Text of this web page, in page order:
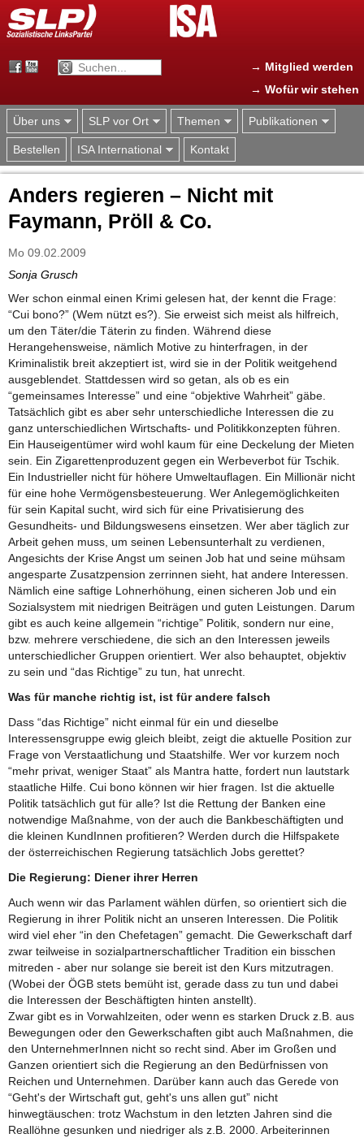
Jump to navigation
→ Mitglied werden
→ Wofür wir stehen
Über uns SLP vor Ort Themen Publikationen
Bestellen ISA International Kontakt
Anders regieren – Nicht mit
Faymann, Pröll & Co.
Mo 09.02.2009
Sonja Grusch
Wer schon einmal einen Krimi gelesen hat, der kennt die Frage:
“Cui bono?” (Wem nützt es?). Sie erweist sich meist als hilfreich,
um den Täter/die Täterin zu finden. Während diese
Herangehensweise, nämlich Motive zu hinterfragen, in der
Kriminalistik breit akzeptiert ist, wird sie in der Politik weitgehend
ausgeblendet. Stattdessen wird so getan, als ob es ein
“gemeinsames Interesse” und eine “objektive Wahrheit” gäbe.
Tatsächlich gibt es aber sehr unterschiedliche Interessen die zu
ganz unterschiedlichen Wirtschafts- und Politikkonzepten führen.
Ein Hauseigentümer wird wohl kaum für eine Deckelung der Mieten
sein. Ein Zigarettenproduzent gegen ein Werbeverbot für Tschik.
Ein Industrieller nicht für höhere Umweltauflagen. Ein Millionär nicht
für eine hohe Vermögensbesteuerung. Wer Anlegemöglichkeiten
für sein Kapital sucht, wird sich für eine Privatisierung des
Gesundheits- und Bildungswesens einsetzen. Wer aber täglich zur
Arbeit gehen muss, um seinen Lebensunterhalt zu verdienen,
Angesichts der Krise Angst um seinen Job hat und seine mühsam
angesparte Zusatzpension zerrinnen sieht, hat andere Interessen.
Nämlich eine saftige Lohnerhöhung, einen sicheren Job und ein
Sozialsystem mit niedrigen Beiträgen und guten Leistungen. Darum
gibt es auch keine allgemein “richtige” Politik, sondern nur eine,
bzw. mehrere verschiedene, die sich an den Interessen jeweils
unterschiedlicher Gruppen orientiert. Wer also behauptet, objektiv
zu sein und “das Richtige” zu tun, hat unrecht.
Was für manche richtig ist, ist für andere falsch
Dass “das Richtige” nicht einmal für ein und dieselbe
Interessensgruppe ewig gleich bleibt, zeigt die aktuelle Position zur
Frage von Verstaatlichung und Staatshilfe. Wer vor kurzem noch
“mehr privat, weniger Staat” als Mantra hatte, fordert nun lautstark
staatliche Hilfe. Cui bono können wir hier fragen. Ist die aktuelle
Politik tatsächlich gut für alle? Ist die Rettung der Banken eine
notwendige Maßnahme, von der auch die Bankbeschäftigten und
die kleinen KundInnen profitieren? Werden durch die Hilfspakete
der österreichischen Regierung tatsächlich Jobs gerettet?
Die Regierung: Diener ihrer Herren
Auch wenn wir das Parlament wählen dürfen, so orientiert sich die
Regierung in ihrer Politik nicht an unseren Interessen. Die Politik
wird viel eher “in den Chefetagen” gemacht. Die Gewerkschaft darf
zwar teilweise in sozialpartnerschaftlicher Tradition ein bisschen
mitreden - aber nur solange sie bereit ist den Kurs mitzutragen.
(Wobei der ÖGB stets bemüht ist, gerade dass zu tun und dabei
die Interessen der Beschäftigten hinten anstellt).
Zwar gibt es in Vorwahlzeiten, oder wenn es starken Druck z.B. aus
Bewegungen oder den Gewerkschaften gibt auch Maßnahmen, die
den UnternehmerInnen nicht so recht sind. Aber im Großen und
Ganzen orientiert sich die Regierung an den Bedürfnissen von
Reichen und Unternehmen. Darüber kann auch das Gerede von
“Geht's der Wirtschaft gut, geht's uns allen gut” nicht
hinwegtäuschen: trotz Wachstum in den letzten Jahren sind die
Reallöhne gesunken und niedriger als z.B. 2000. Arbeiterinnen